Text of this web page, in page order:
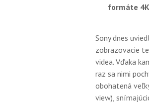
formáte 4K
Sony dnes
zobrazovacie
videa. Vďaka
raz sa nimi
obohatená
view),